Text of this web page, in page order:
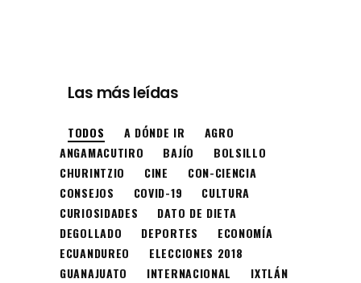
Las más leídas
TODOS A DÓNDE IR
AGRO
ANGAMACUTIRO
BAJÍO
BOLSILLO
CHURINTZIO
CINE
CON-CIENCIA
CONSEJOS
COVID-19
CULTURA
CURIOSIDADES
DATO DE DIETA
DEGOLLADO
DEPORTES
ECONOMÍA
ECUANDUREO
ELECCIONES 2018
GUANAJUATO
INTERNACIONAL
IXTLÁN